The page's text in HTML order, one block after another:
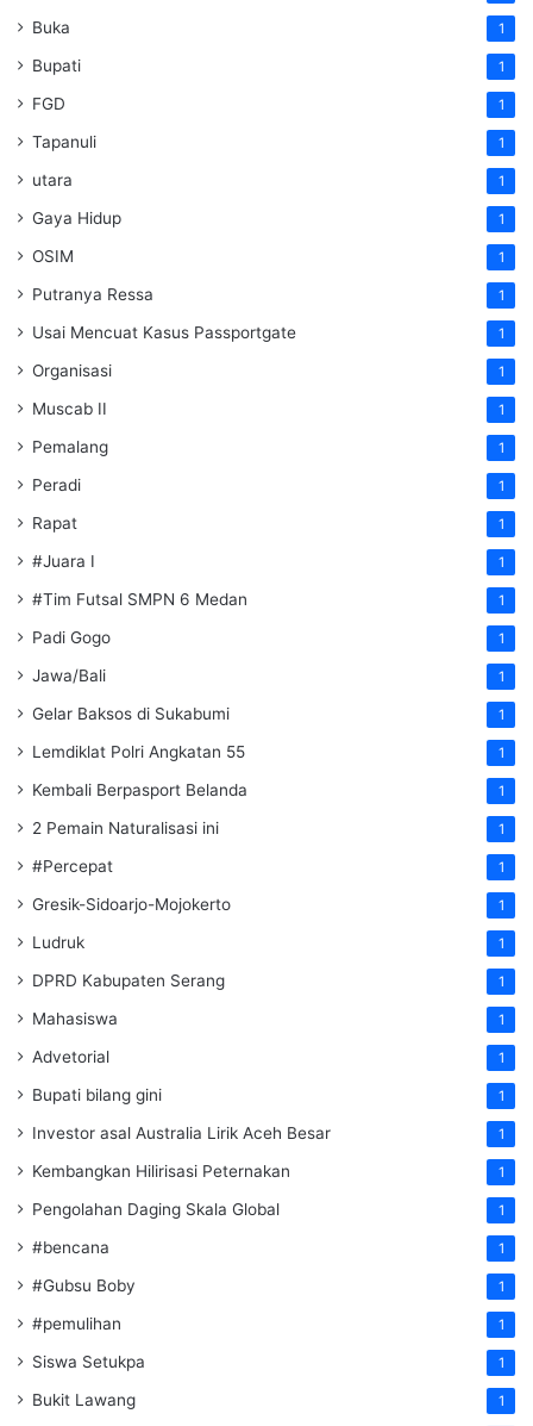
Buka 1
Bupati 1
FGD 1
Tapanuli 1
utara 1
Gaya Hidup 1
OSIM 1
Putranya Ressa 1
Usai Mencuat Kasus Passportgate 1
Organisasi 1
Muscab II 1
Pemalang 1
Peradi 1
Rapat 1
#Juara I 1
#Tim Futsal SMPN 6 Medan 1
Padi Gogo 1
Jawa/Bali 1
Gelar Baksos di Sukabumi 1
Lemdiklat Polri Angkatan 55 1
Kembali Berpasport Belanda 1
2 Pemain Naturalisasi ini 1
#Percepat 1
Gresik-Sidoarjo-Mojokerto 1
Ludruk 1
DPRD Kabupaten Serang 1
Mahasiswa 1
Advetorial 1
Bupati bilang gini 1
Investor asal Australia Lirik Aceh Besar 1
Kembangkan Hilirisasi Peternakan 1
Pengolahan Daging Skala Global 1
#bencana 1
#Gubsu Boby 1
#pemulihan 1
Siswa Setukpa 1
Bukit Lawang 1